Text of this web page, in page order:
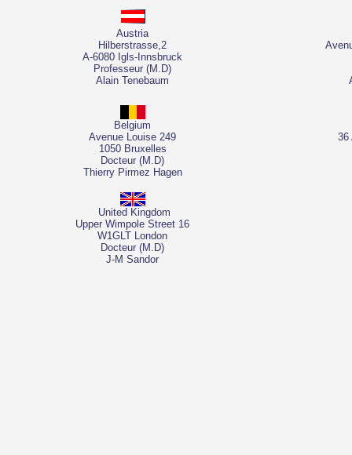
Austria
Hilberstrasse,2
A-6080 Igls-Innsbruck
Professeur (M.D)
Alain Tenebaum
Belgium
Avenue Louise 249
1050 Bruxelles
36
Docteur (M.D)
Thierry Pirmez Hagen
United Kingdom
Upper Wimpole Street 16
W1GLT London
Docteur (M.D)
J-M Sandor